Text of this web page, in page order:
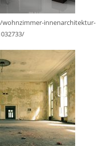
innenarchitektur-